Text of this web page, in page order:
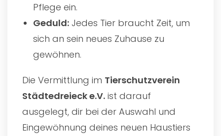
Pflege ein.
Geduld: Jedes Tier braucht Zeit, um
sich an sein neues Zuhause zu
gewöhnen.
Die Vermittlung im Tierschutzverein
Städtedreieck e.V. ist darauf
ausgelegt, dir bei der Auswahl und
Eingewöhnung deines neuen Haustiers